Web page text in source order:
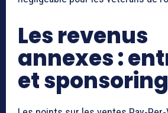
Les revenus
annexes :
et sponsoring